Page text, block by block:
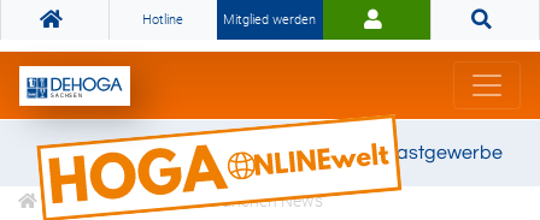
Hotline Mitglied werden
Gemeinsam stark für das Gastgewerbe
Informationen Branchen News